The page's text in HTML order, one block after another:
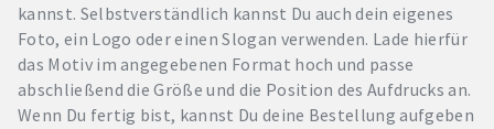
kannst. Selbstverständlich kannst Du auch dein eigenes
Foto, ein Logo oder einen Slogan verwenden. Lade hierfür
das Motiv im angegebenen Format hoch und passe
abschließend die Größe und die Position des Aufdrucks an.
Wenn Du fertig bist, kannst Du deine Bestellung aufgeben